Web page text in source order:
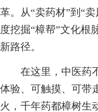
革。从“卖药材”到“
度挖掘“樟帮”文化根
新路径。
在这里，中医药不
体验、可触摸、可带
火，千年药都樟树生